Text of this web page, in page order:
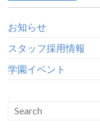
お知らせ
スタッフ採用情報
学園イベント